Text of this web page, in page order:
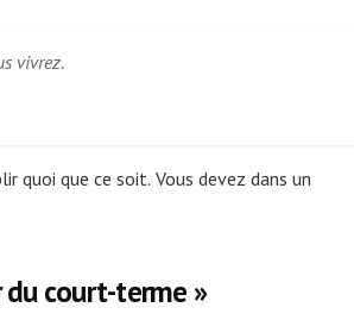
vivrez.
quoi que ce soit. Vous devez dans un
court-terme »